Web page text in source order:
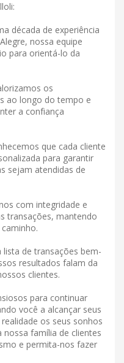
década de experiência
nossa equipe
para orientá-lo da
os
ao longo do tempo e
a confiança
que cada cliente
para garantir
sejam atendidas de
com integridade e
transações, mantendo
de transações bem-
resultados falam da
clientes.
para continuar
você a alcançar seus
os seus sonhos
nossa família de clientes
e permita-nos fazer